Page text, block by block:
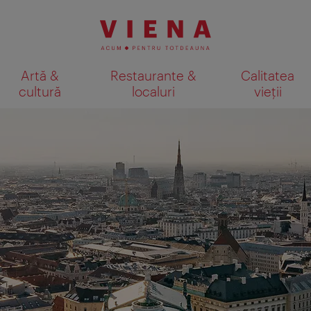
Artă &
cultură
Restaurante &
localuri
Calitatea
vieții